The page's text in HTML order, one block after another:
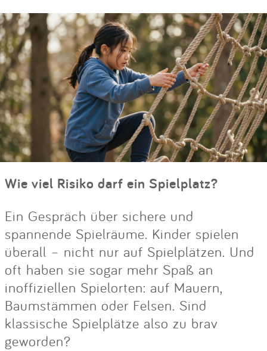
Wie viel Risiko darf ein Spielplatz?
Ein Gespräch über sichere und
spannende Spielräume. Kinder spielen
überall – nicht nur auf Spielplätzen. Und
oft haben sie sogar mehr Spaß an
inoffiziellen Spielorten: auf Mauern,
Baumstämmen oder Felsen. Sind
klassische Spielplätze also zu brav
geworden?